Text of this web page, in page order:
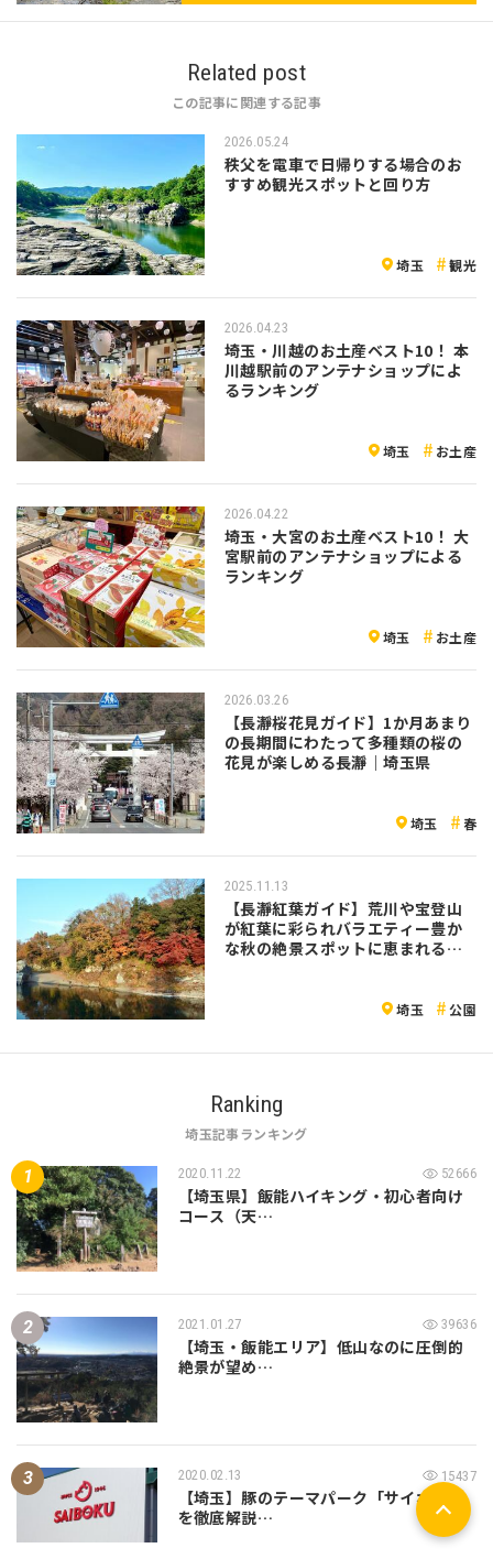
Related post
この記事に関連する記事
2026.05.24
秩父を電車で日帰りする場合のお
すすめ観光スポットと回り方
埼玉 観光
2026.04.23
埼玉・川越のお土産ベスト10！ 本
川越駅前のアンテナショップによ
るランキング
埼玉 お土産
2026.04.22
埼玉・大宮のお土産ベスト10！ 大
宮駅前のアンテナショップによる
ランキング
埼玉 お土産
2026.03.26
【長瀞桜花見ガイド】1か月あまり
の長期間にわたって多種類の桜の
花見が楽しめる長瀞｜埼玉県
埼玉 春
2025.11.13
【長瀞紅葉ガイド】荒川や宝登山
が紅葉に彩られバラエティー豊か
な秋の絶景スポットに恵まれる長
埼玉 公園
Ranking
埼玉記事ランキング
2020.11.22 52666
【埼玉県】飯能ハイキング・初心者向け
コース（天…
2021.01.27 39636
【埼玉・飯能エリア】低山なのに圧倒的
絶景が望め…
2020.02.13 15437
【埼玉】豚のテーマパーク「サイボク」
を徹底解説…